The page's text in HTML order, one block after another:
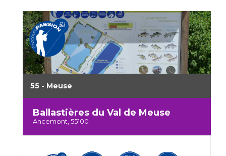
55 - Meuse
Ballastières du Val de Meuse
Ancemont, 55100